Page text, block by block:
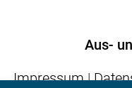
Aus-
Impressum|